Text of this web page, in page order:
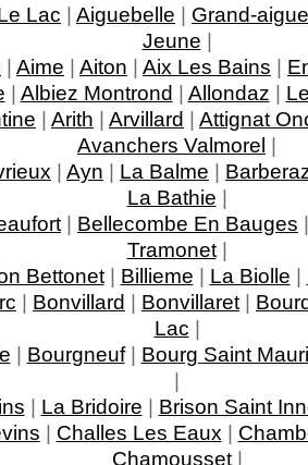
Lac | Aiguebelle | Grand-
Jeune |
| Aime | Aiton | Aix Les Bains |
| Albiez Montrond | Allondaz |
| Arith | Arvillard | Attignat
Avanchers Valmorel |
| Ayn | La Balme |
La Bathie |
| Bellecombe En Bauges
Tramonet|
Bettonet| Billieme | La Biolle |
| Bonvillard | Bonvillaret |
Lac |
| Bourgneuf| Bourg Saint
|
| La Bridoire | Brison Saint
| Challes Les Eaux |
Chamousset|